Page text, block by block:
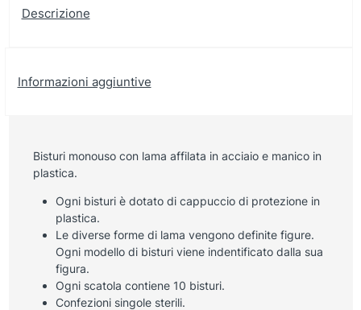
Descrizione
Informazioni aggiuntive
Bisturi monouso con lama affilata in acciaio e manico in
plastica.
Ogni bisturi è dotato di cappuccio di protezione in
plastica.
Le diverse forme di lama vengono definite figure.
Ogni modello di bisturi viene indentificato dalla sua
figura.
Ogni scatola contiene 10 bisturi.
Confezioni singole sterili.